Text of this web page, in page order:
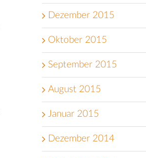
Dezember 2015
Oktober 2015
September 2015
August 2015
Januar 2015
Dezember 2014